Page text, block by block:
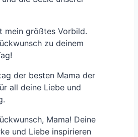
mein größtes Vorbild.
zu deinem
der besten Mama der
all deine Liebe und
Mama! Deine
und Liebe inspirieren